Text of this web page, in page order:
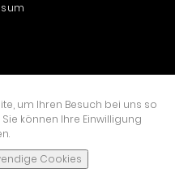
um Ihren Besuch bei uns so
können Ihre Einwilligung
Cookies